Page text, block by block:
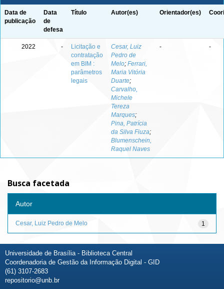
Data de
publicação
Data
de
defesa
Título Autor(es) Orientador(es)
2022 -
Licitação e
contratação
em BIM :
parâmetros
legais
Cesar, Luiz
Pedro de
Melo; Ferrari,
Maria Vitória
Duarte;
Carvalho,
Michele
Tereza
Marques;
Pina, Patrícia
da Silva Fiuza;
Blumenschein,
Raquel Naves
- -
Busca facetada
Autor
1
Cesar, Luiz Pedro de Melo
Universidade de Brasília - Biblioteca Central
Coordenadoria de Gestão da Informação Digital - GID
(61) 3107-2683
repositorio@unb.br